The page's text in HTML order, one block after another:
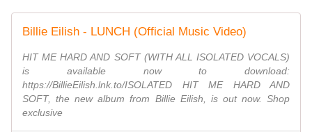
Billie Eilish - LUNCH (Official Music Video)
HIT ME HARD AND SOFT (WITH ALL ISOLATED VOCALS)
is available now to download:
https://BillieEilish.lnk.to/ISOLATED HIT ME HARD AND
SOFT, the new album from Billie Eilish, is out now. Shop
exclusive